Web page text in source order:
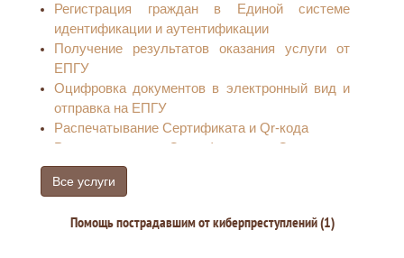
Регистрация граждан в Единой системе
идентификации и аутентификации
Получение результатов оказания услуги от
ЕПГУ
Оцифровка документов в электронный вид и
отправка на ЕПГУ
Распечатывание Сертификата и Qr-кода
Распечатывание Сертификата и Qr-кода на
ребенка
Прием заявлений о внесении в кредитную
на заключение договоров потребительского
Все услуги
Помощь пострадавшим от киберпреступлений (1)